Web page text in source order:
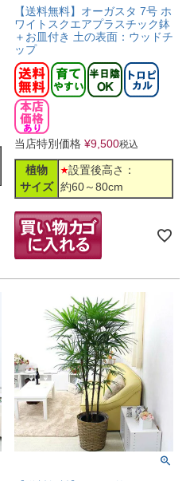
【送料無料】オーガスタ 7号 ホ
ワイトスクエアプラスチック鉢
＋お皿付き 土の表面：ウッドチ
ップ
当店特別価格 ¥9,500税込
植物
サイズ
設置後高さ：
約60～80cm